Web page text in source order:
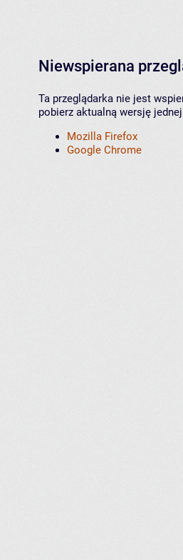
Niewspierana
Ta przeglądarka nie jest
pobierz aktualną wersję
Mozilla Firefox
Google Chrome